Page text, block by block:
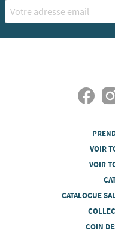
Email
VOIR
VOIR
CATALOGUE
COIN